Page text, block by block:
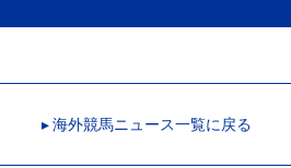
▸ 海外競馬ニュース一覧に戻る